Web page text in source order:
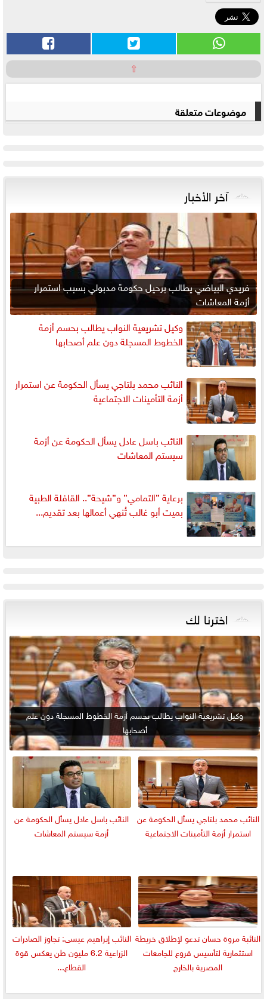
⇧
موضوعات متعلقة
آخر الأخبار
فريدي البياضي يطالب برحيل حكومة مدبولي بسبب استمرار
أزمة المعاشات
وكيل تشريعية النواب يطالب بحسم أزمة
الخطوط المسجلة دون علم أصحابها
النائب محمد بلتاجي يسأل الحكومة عن استمرار
أزمة التأمينات الاجتماعية
النائب باسل عادل يسأل الحكومة عن أزمة
سيستم المعاشات
برعاية ”التمامي” و”شيحة”.. القافلة الطبية
بميت أبو غالب تُنهي أعمالها بعد تقديم...
اخترنا لك
وكيل تشريعية النواب يطالب بحسم أزمة الخطوط المسجلة دون علم
أصحابها
النائب محمد بلتاجي يسأل الحكومة عن
استمرار أزمة التأمينات الاجتماعية
النائب باسل عادل يسأل الحكومة عن
أزمة سيستم المعاشات
النائبة مروة حسان تدعو لإطلاق خريطة
استثمارية لتأسيس فروع للجامعات
المصرية بالخارج
النائب إبراهيم عيسى: تجاوز الصادرات
الزراعية 6.2 مليون طن يعكس قوة
القطاع...